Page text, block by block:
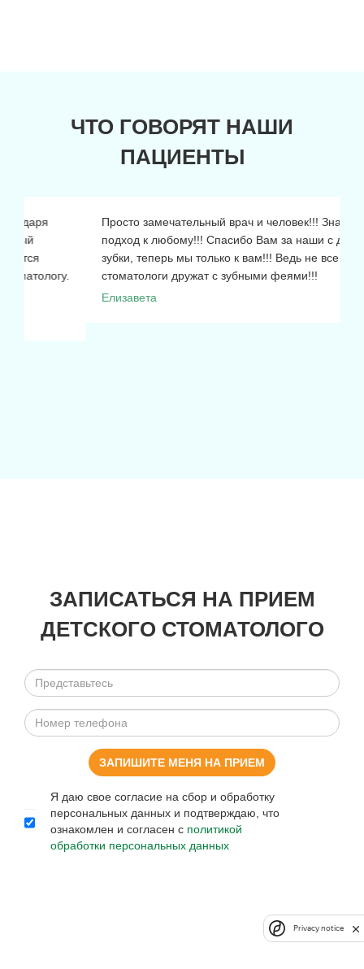
ЧТО ГОВОРЯТ НАШИ
ПАЦИЕНТЫ
Просто замечательный врач и человек!!! Знающий
подход к любому!!! Спасибо Вам за наши с дочкой
зубки, теперь мы только к вам!!! Ведь не все
стоматологи дружат с зубными феями!!!
ДЕТСКОГО СТОМАТОЛОГО
Я даю свое согласие на сбор и обработку
персональных данных и подтверждаю, что
ознакомлен и согласен сполитикой
обработки персональных данных
Privacy notice